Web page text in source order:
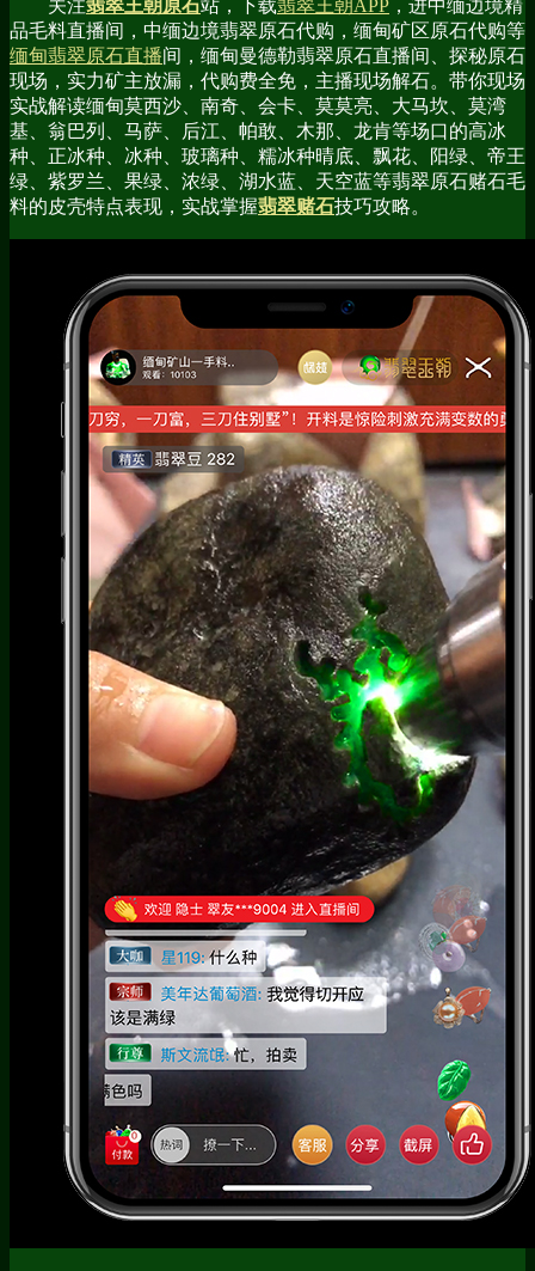
关注翡翠王朝原石站，下载翡翠王朝APP ，进中缅边境精
品毛料直播间，中缅边境翡翠原石代购，缅甸矿区原石代购等
缅甸翡翠原石直播间，缅甸曼德勒翡翠原石直播间、探秘原石
现场，实力矿主放漏，代购费全免，主播现场解石。带你现场
实战解读缅甸莫西沙、南奇、会卡、莫莫亮、大马坎、莫湾
基、翁巴列、马萨、后江、帕敢、木那、龙肯等场口的高冰
种、正冰种、冰种、玻璃种、糯冰种晴底、飘花、阳绿、帝王
绿、紫罗兰、果绿、浓绿、湖水蓝、天空蓝等翡翠原石赌石毛
料的皮壳特点表现，实战掌握翡翠赌石技巧攻略。